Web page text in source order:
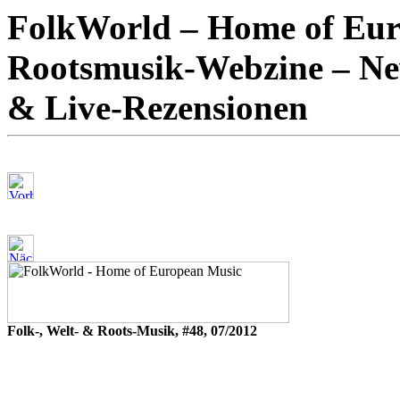
FolkWorld – Home of
Rootsmusik-Webzine –
& Live-Rezensionen
Folk-, Welt- & Roots-Musik, #48, 07/2012